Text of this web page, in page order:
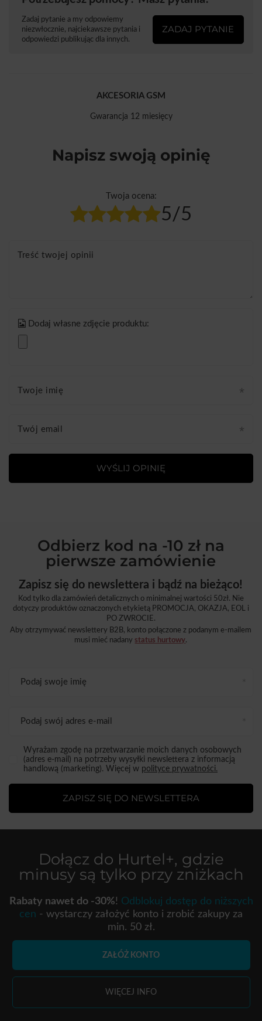
Zadaj pytanie a my odpowiemy
niezwłocznie, najciekawsze pytania i
odpowiedzi publikując dla innych.
ZADAJ PYTANIE
AKCESORIA GSM
Gwarancja 12 miesięcy
Napisz swoją opinię
Twoja ocena:
5/5
Treść twojej opinii
Dodaj własne zdjęcie produktu:
Twoje imię
Twój email
WYŚLIJ OPINIĘ
Odbierz kod na -10 zł na
pierwsze zamówienie
Zapisz się do newslettera i bądź na bieżąco!
Kod tylko dla zamówień detalicznych o minimalnej wartości 50zł. Nie
dotyczy produktów oznaczonych etykietą PROMOCJA, OKAZJA, EOL i
PO ZWROCIE.
Aby otrzymywać newslettery B2B, konto połączone z podanym e-mailem
musi mieć nadany status hurtowy.
Podaj swoje imię
Podaj swój adres e-mail
Wyrażam zgodę na przetwarzanie moich danych osobowych
(adres e-mail) na potrzeby wysyłki newslettera z informacją
handlową (marketing). Więcej w polityce prywatności.
ZAPISZ SIĘ DO NEWSLETTERA
Dołącz do Hurtel+, gdzie
minusy są tylko przy zniżkach
Rabaty nawet do -30%! Odblokuj dostęp do niższych
cen - wystarczy założyć konto i zrobić zakupy za
min. 50 zł.
ZAŁÓŻ KONTO
WIĘCEJ INFO